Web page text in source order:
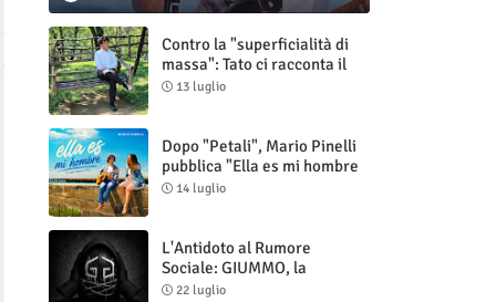
Contro la "superficialità di
massa": Tato ci racconta il
nuovo singolo "Vuoti digitali"
13 luglio
Dopo "Petali", Mario Pinelli
pubblica "Ella es mi hombre
(Il mio uomo è lei)"
14 luglio
L'Antidoto al Rumore
Sociale: GIUMMO, la
Maschera e la Cruda Verità
22 luglio